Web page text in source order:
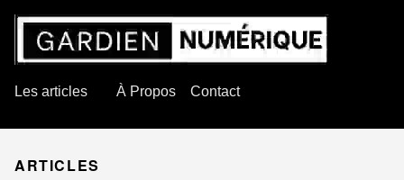
Les articles À Propos Contact
ARTICLES